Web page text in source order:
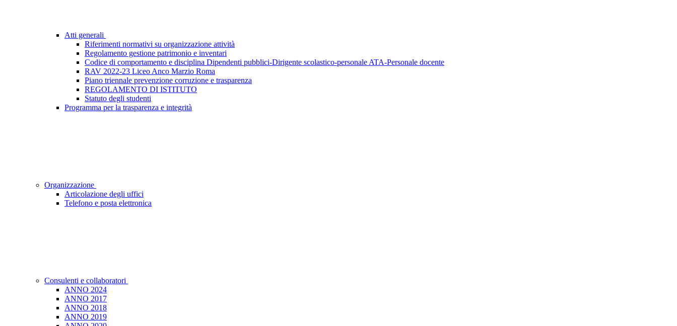
Atti generali
Riferimenti normativi su organizzazione attività
Regolamento gestione patrimonio e inventari
Codice di comportamento e disciplina Dipendenti pubblici-Dirigente scolastico-personale ATA-Personale docente
RAV 2022-23 Liceo Anco Marzio Roma
Piano triennale prevenzione corruzione e trasparenza
REGOLAMENTO DI ISTITUTO
Statuto degli studenti
Programma per la trasparenza e integrità
Organizzazione
Articolazione degli uffici
Telefono e posta elettronica
Consulenti e collaboratori
ANNO 2024
ANNO 2017
ANNO 2018
ANNO 2019